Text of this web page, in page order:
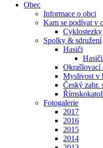
Obec
Informace o obci
Kam se podívat v
Cyklostezky
Spolky & sdružení
Hasiči
Okrašlovací
Myslivost v
Český zahr.
Fotogalerie
2017
2016
2015
2014